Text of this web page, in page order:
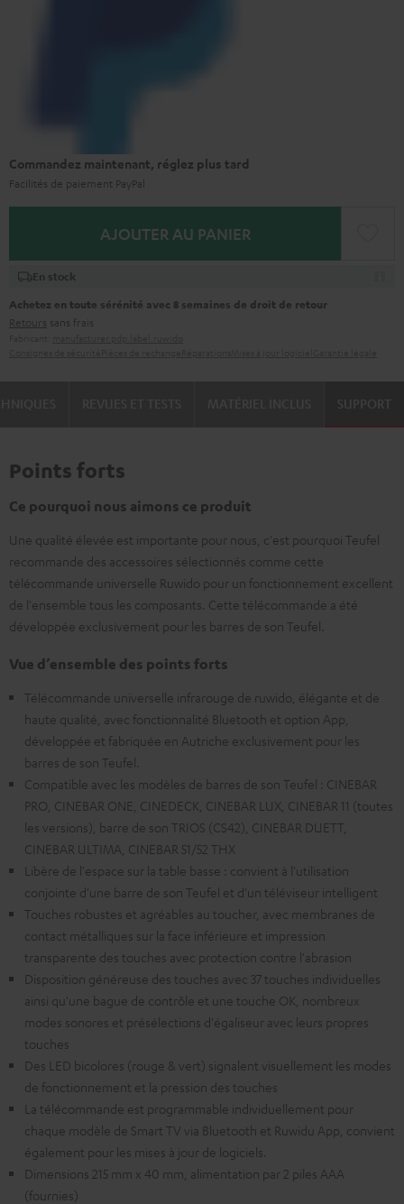
Commandez maintenant, réglez plus tard
Facilités de paiement PayPal
AJOUTER AU PANIER
En stock
Achetez en toute sérénité avec 8 semaines de droit de retour
Retours sans frais
SUPPORT
Points forts
Ce pourquoi nous aimons ce produit
Une qualité élevée est importante pour nous, c'est pourquoi Teufel
recommande des accessoires sélectionnés comme cette
télécommande universelle Ruwido pour un fonctionnement excellent
de l'ensemble tous les composants. Cette télécommande a été
développée exclusivement pour les barres de son Teufel.
Vue d’ensemble des points forts
Télécommande universelle infrarouge de ruwido, élégante et de
haute qualité, avec fonctionnalité Bluetooth et option App,
développée et fabriquée en Autriche exclusivement pour les
barres de son Teufel.
Compatible avec les modèles de barres de son Teufel : CINEBAR
PRO, CINEBAR ONE, CINEDECK, CINEBAR LUX, CINEBAR 11 (toutes
les versions), barre de son TRIOS (CS42), CINEBAR DUETT,
CINEBAR ULTIMA, CINEBAR 51/52 THX
Libère de l'espace sur la table basse : convient à l'utilisation
conjointe d'une barre de son Teufel et d'un téléviseur intelligent
Touches robustes et agréables au toucher, avec membranes de
contact métalliques sur la face inférieure et impression
transparente des touches avec protection contre l'abrasion
Disposition généreuse des touches avec 37 touches individuelles
ainsi qu'une bague de contrôle et une touche OK, nombreux
modes sonores et présélections d'égaliseur avec leurs propres
touches
Des LED bicolores (rouge & vert) signalent visuellement les modes
de fonctionnement et la pression des touches
La télécommande est programmable individuellement pour
chaque modèle de Smart TV via Bluetooth et Ruwidu App, convient
également pour les mises à jour de logiciels.
Dimensions 215 mm x 40 mm, alimentation par 2 piles AAA
(fournies)